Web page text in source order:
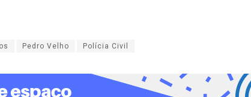
Pedro Velho Polícia Civil